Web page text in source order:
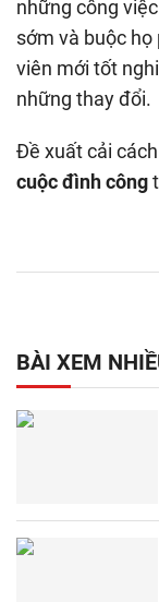
những công
sớm và buộc
viên mới tốt
những thay đổi.
Đề xuất cải
cuộc đình công
BÀI XEM